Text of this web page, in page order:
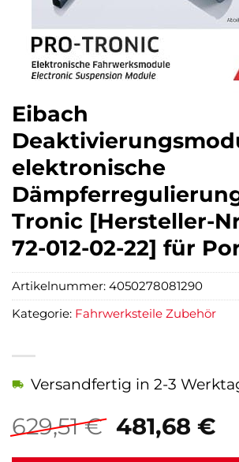
Eibach
elektronische
Tronic [Hersteller-
72-012-02-22] für
629,51€
Preis
481,68 €
Versandfertig in 2-3
Artikelnummer: 4050278081290
Kategorie: Fahrwerksteile Zubehör